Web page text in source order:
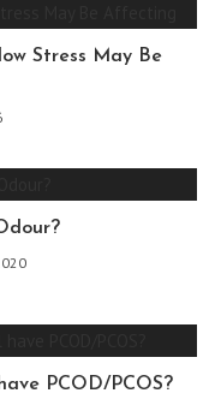
Stress May Be
PCOD/PCOS?